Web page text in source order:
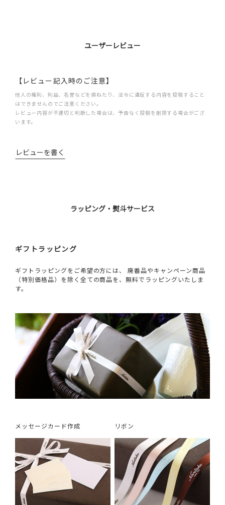
ユーザーレビュー
【レビュー記入時のご注意】
他人の権利、利益、名誉などを損ねたり、法令に違反する内容を投稿すること
はできませんのでご注意ください。
レビュー内容が不適切と判断した場合は、予告なく投稿を削除する場合がござ
います。
レビューを書く
ラッピング・熨斗サービス
ギフトラッピング
ギフトラッピングをご希望の方には、 廃番品やキャンペーン商品
（特別価格品）を除く全ての商品を、無料でラッピングいたしま
す。
メッセージカード作成 リボン